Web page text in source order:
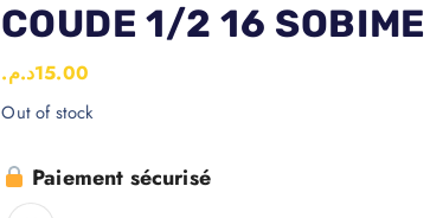
COUDE 1/2 16 SOBIME
15.00د.م.
Out of stock
Paiement sécurisé